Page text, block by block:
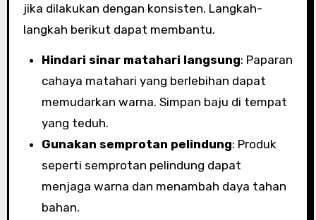
jika dilakukan dengan konsisten. Langkah-
langkah berikut dapat membantu.
Hindari sinar matahari langsung: Paparan
cahaya matahari yang berlebihan dapat
memudarkan warna. Simpan baju di tempat
yang teduh.
Gunakan semprotan pelindung: Produk
seperti semprotan pelindung dapat
menjaga warna dan menambah daya tahan
bahan.